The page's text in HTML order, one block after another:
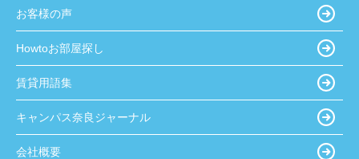
お客様の声
Howtoお部屋探し
賃貸用語集
キャンパス奈良ジャーナル
会社概要